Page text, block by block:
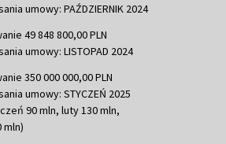
umowy: PAŹDZIERNIK 2024
49 848 800,00 PLN
umowy: LISTOPAD 2024
350 000 000,00 PLN
umowy: STYCZEŃ 2025
90 mln, luty 130 mln,
mln)